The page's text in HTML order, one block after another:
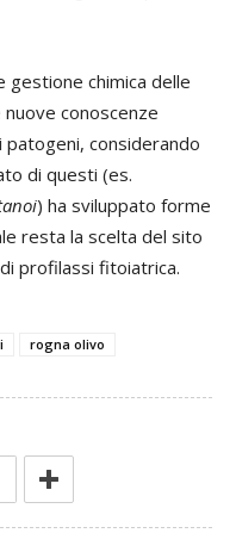
gestione chimica delle
conoscenze
considerando
di questi (es.
) ha sviluppato forme
resta la scelta del sito
profilassi fitoiatrica.
rogna olivo